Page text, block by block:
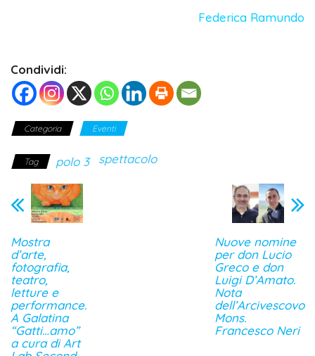
Federica Ramundo
Condividi:
Categoria Eventi
Tag polo 3 spettacolo
Mostra
d’arte,
fotografia,
teatro,
letture e
performance.
A Galatina
“Gatti…amo”
a cura di Art
Nuove nomine
per don Lucio
Greco e don
Luigi D’Amato.
Nota
dell’Arcivescovo
Mons.
Francesco Neri